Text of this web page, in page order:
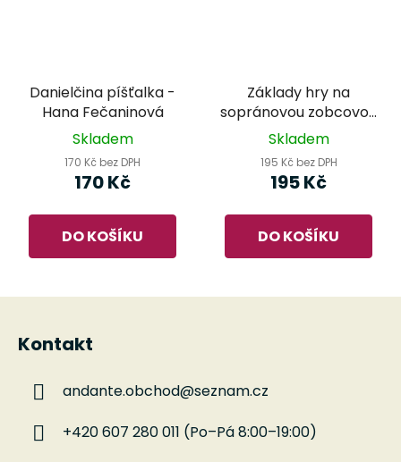
Danielčina píšťalka -
Hana Fečaninová
Skladem
170 Kč bez DPH
170 Kč
DO KOŠÍKU
Základy hry na
sopránovou zobcovou
flétnu - klavírní
Klement
Skladem
195 Kč bez DPH
195 Kč
DO KOŠÍKU
Kontakt
andante.obchod@seznam.cz
+420 607 280 011 (Po–Pá 8:00–19:00)